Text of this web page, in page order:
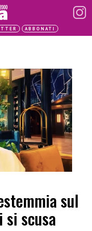
ABBONATI
sul
si scusa